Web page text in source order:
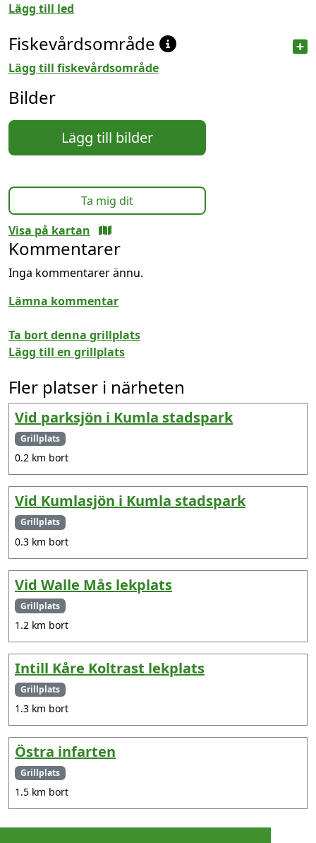
Lägg till led
Fiskevårdsområde
Lägg till fiskevårdsområde
Bilder
Lägg till bilder
Ta mig dit
Visa på kartan
Kommentarer
Inga kommentarer ännu.
Lämna kommentar
Ta bort denna grillplats
Lägg till en grillplats
Fler platser i närheten
Vid parksjön i Kumla stadspark
Grillplats
0.2 km bort
Vid Kumlasjön i Kumla stadspark
Grillplats
0.3 km bort
Vid Walle Mås lekplats
Grillplats
1.2 km bort
Intill Kåre Koltrast lekplats
Grillplats
1.3 km bort
Östra infarten
Grillplats
1.5 km bort